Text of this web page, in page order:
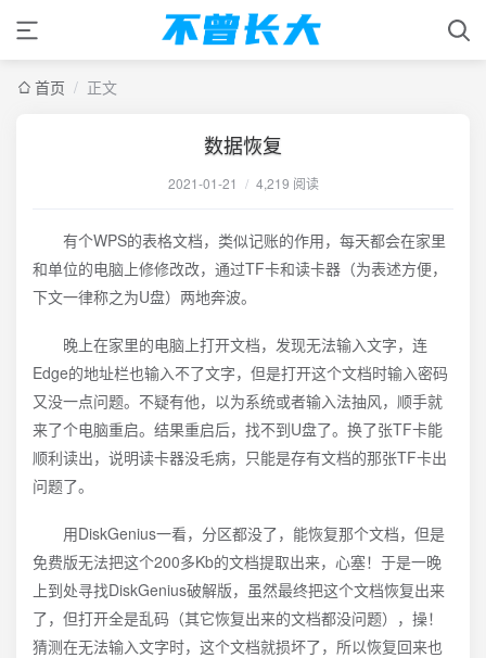
首页 / 正文
数据恢复
2021-01-21 / 4,219 阅读
有个WPS的表格文档，类似记账的作用，每天都会在家里
和单位的电脑上修修改改，通过TF卡和读卡器（为表述方便，
下文一律称之为U盘）两地奔波。
晚上在家里的电脑上打开文档，发现无法输入文字，连
Edge的地址栏也输入不了文字，但是打开这个文档时输入密码
又没一点问题。不疑有他，以为系统或者输入法抽风，顺手就
来了个电脑重启。结果重启后，找不到U盘了。换了张TF卡能
顺利读出，说明读卡器没毛病，只能是存有文档的那张TF卡出
问题了。
用DiskGenius一看，分区都没了，能恢复那个文档，但是
免费版无法把这个200多Kb的文档提取出来，心塞！于是一晚
上到处寻找DiskGenius破解版，虽然最终把这个文档恢复出来
了，但打开全是乱码（其它恢复出来的文档都没问题），操！
猜测在无法输入文字时，这个文档就损坏了，所以恢复回来也